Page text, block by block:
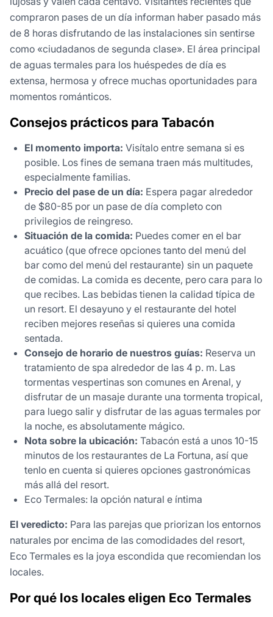
compraron pases de un día informan haber pasado más
de 8 horas disfrutando de las instalaciones sin sentirse
como «ciudadanos de segunda clase». El área principal
de aguas termales para los huéspedes de día es
extensa, hermosa y ofrece muchas oportunidades para
momentos románticos.
Consejos prácticos para Tabacón
El momento importa: Visítalo entre semana si es
posible. Los fines de semana traen más multitudes,
especialmente familias.
Precio del pase de un día: Espera pagar alrededor
de $80-85 por un pase de día completo con
privilegios de reingreso.
Situación de la comida: Puedes comer en el bar
acuático (que ofrece opciones tanto del menú del
bar como del menú del restaurante) sin un paquete
de comidas. La comida es decente, pero cara para lo
que recibes. Las bebidas tienen la calidad típica de
un resort. El desayuno y el restaurante del hotel
reciben mejores reseñas si quieres una comida
sentada.
Consejo de horario de nuestros guías: Reserva un
tratamiento de spa alrededor de las 4 p. m. Las
tormentas vespertinas son comunes en Arenal, y
disfrutar de un masaje durante una tormenta tropical,
para luego salir y disfrutar de las aguas termales por
la noche, es absolutamente mágico.
Nota sobre la ubicación: Tabacón está a unos 10-15
minutos de los restaurantes de La Fortuna, así que
tenlo en cuenta si quieres opciones gastronómicas
más allá del resort.
Eco Termales: la opción natural e íntima
El veredicto: Para las parejas que priorizan los entornos
naturales por encima de las comodidades del resort,
Eco Termales es la joya escondida que recomiendan los
locales.
Por qué los locales eligen Eco Termales